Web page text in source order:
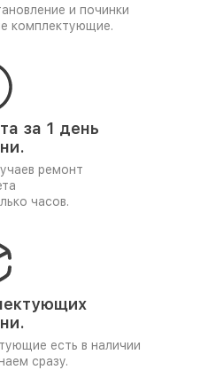
и починки
комплектующие.
за 1 день
ремонт
часов.
есть в наличии
сразу.